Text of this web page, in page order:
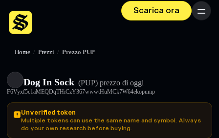
Scarica ora Menu
Home / Prezzi / Prezzo PUP
Dog In Sock (PUP) prezzo di oggi
F6Vyxf5c1aMEQDqTHiCzY367wwwtHuMCk7W64ekopump
Unverified token
Multiple tokens can use the same name and symbol. Always
do your own research before buying.